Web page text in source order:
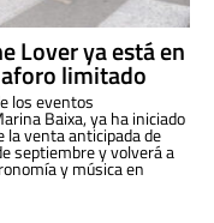
Lover ya está en
limitado
los eventos
Baixa, ya ha iniciado
la venta anticipada de
septiembre y volverá a
y música en